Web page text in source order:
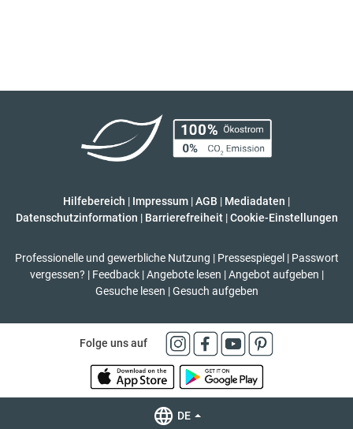
Hilfebereich | Impressum |AGB | Mediadaten |
Datenschutzinformation | Barrierefreiheit | Cookie-Einstellungen
Professionelle und gewerbliche Nutzung | Pressespiegel | Passwort
vergessen? | Feedback | Angebote lesen | Angebot aufgeben |
Gesuche lesen | Gesuch aufgeben
Folge uns auf
DE